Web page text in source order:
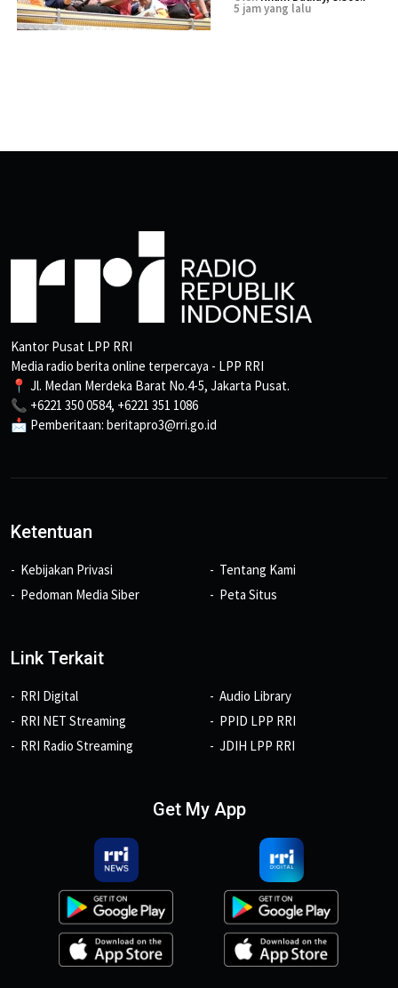
5 jam yang lalu
Kantor Pusat LPP RRI
Media radio berita online terpercaya - LPP RRI
📍 Jl. Medan Merdeka Barat No.4-5, Jakarta Pusat.
📞 +6221 350 0584, +6221 351 1086
📩 Pemberitaan: beritapro3@rri.go.id
Ketentuan
Kebijakan Privasi
Pedoman Media Siber
Tentang Kami
Peta Situs
Link Terkait
RRI Digital
RRI NET Streaming
RRI Radio Streaming
Audio Library
PPID LPP RRI
JDIH LPP RRI
Get My App